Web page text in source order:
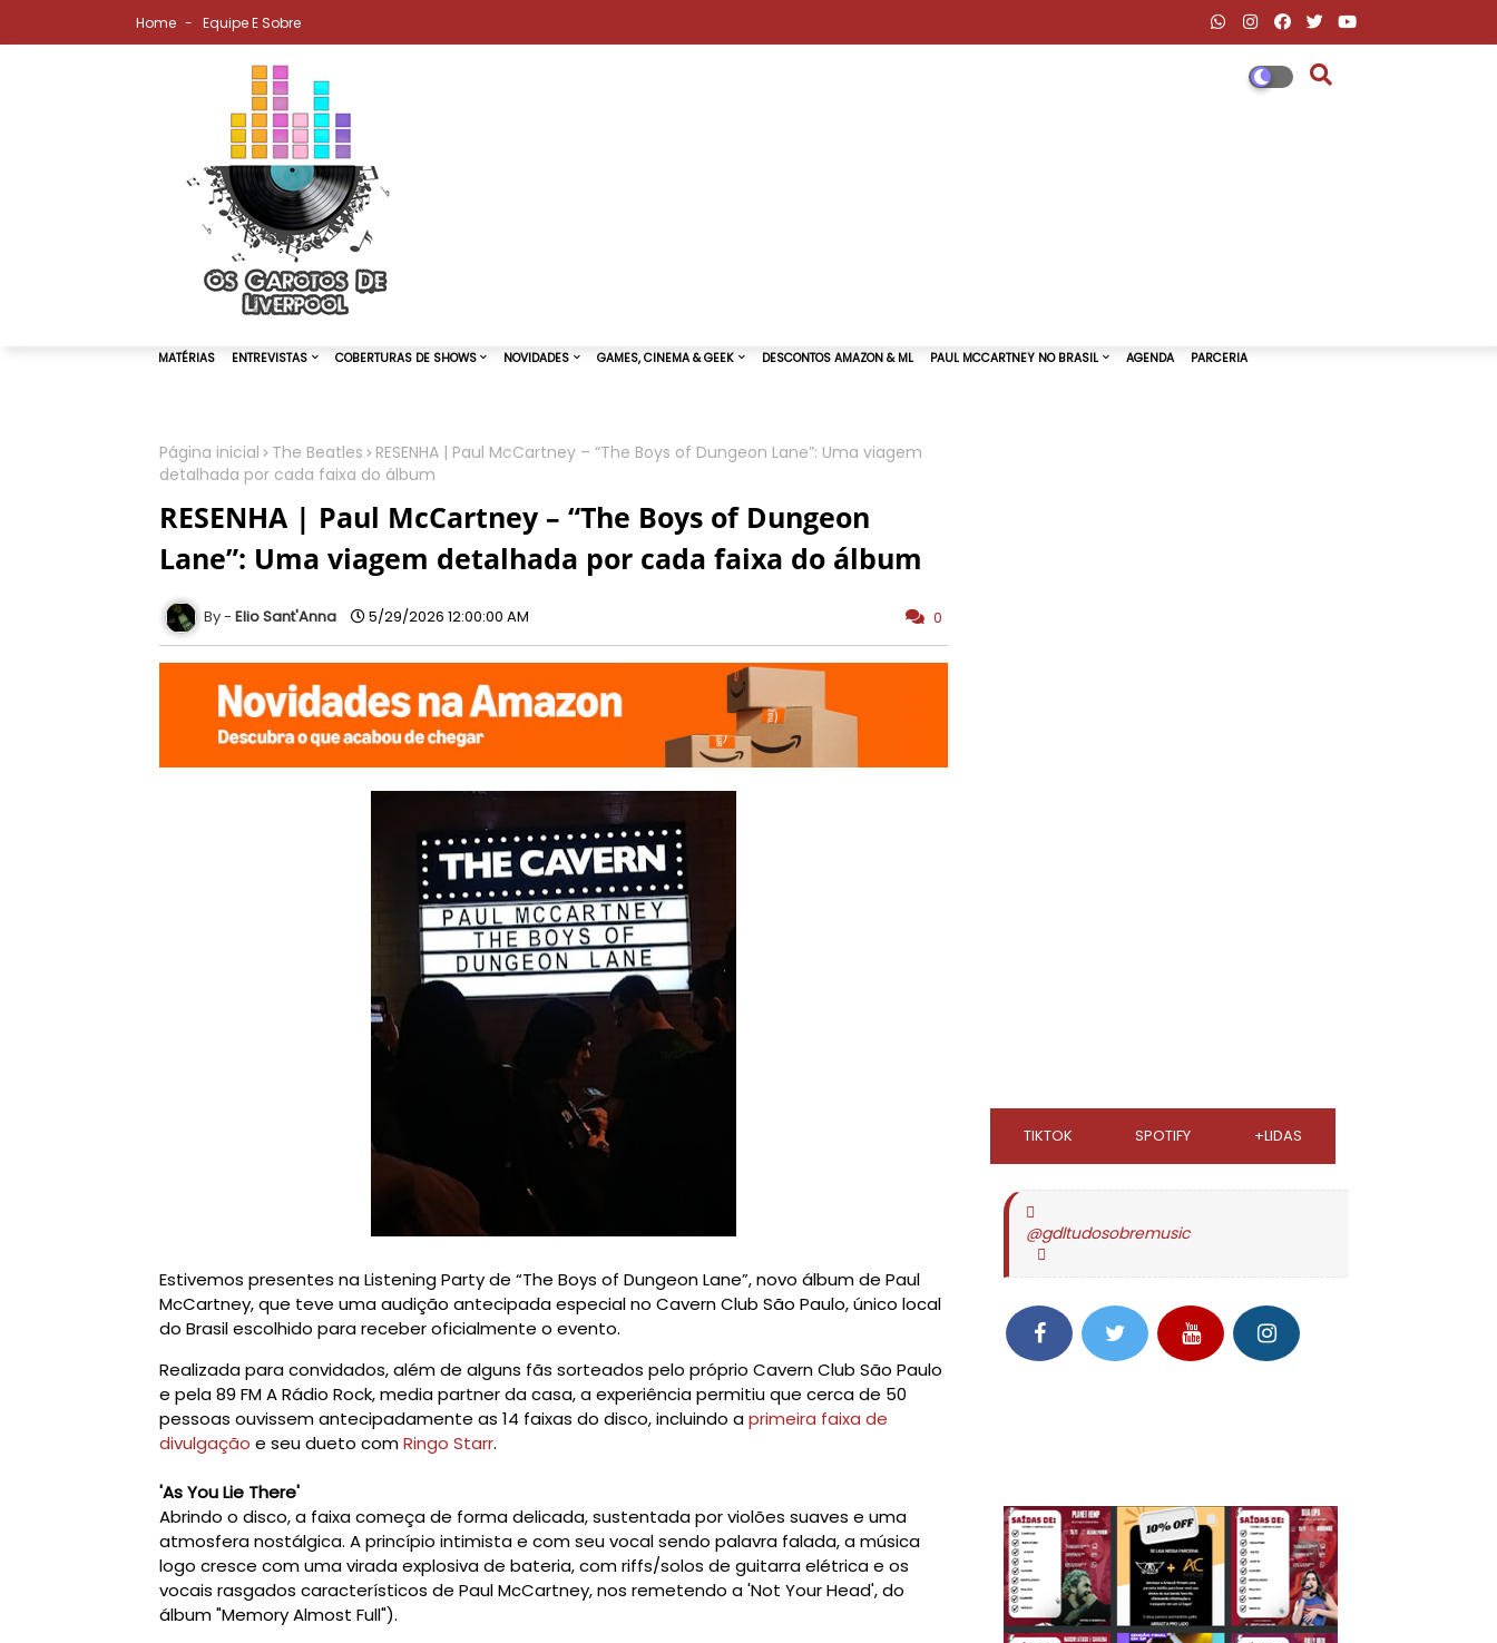
Home Equipe E Sobre
MATÉRIAS ENTREVISTAS
Página inicial The Beatles
RESENHA | Paul McCartney – “The Boys of Dungeon Lane”: Uma viagem
detalhada por cada faixa do álbum
RESENHA | Paul McCartney – “The Boys of Dungeon
Lane”: Uma viagem detalhada por cada faixa do álbum
Elio Sant'Anna 5/29/2026 12:00:00 AM 0
Estivemos presentes na Listening Party de “The Boys of Dungeon Lane”, novo álbum de Paul
McCartney, que teve uma audição antecipada especial no Cavern Club São Paulo, único local
do Brasil escolhido para receber oficialmente o evento.
Realizada para convidados, além de alguns fãs sorteados pelo próprio Cavern Club São Paulo
e pela 89 FM A Rádio Rock, media partner da casa, a experiência permitiu que cerca de 50
pessoas ouvissem antecipadamente as 14 faixas do disco, incluindo aprimeira faixa de
divulgação e seu dueto comRingo Starr.
'As You Lie There'
Abrindo o disco, a faixa começa de forma delicada, sustentada por violões suaves e uma
atmosfera nostálgica. A princípio intimista e com seu vocal sendo palavra falada, a música
logo cresce com uma virada explosiva de bateria, com riffs/solos de guitarra elétrica e os
vocais rasgados característicos de Paul McCartney, nos remetendo a 'Not Your Head', do
álbum "Memory Almost Full").
TIKTOK SPOTIFY +LIDAS
@gdltudosobremusic